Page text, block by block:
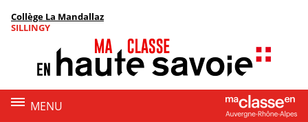
Menu de la rubrique
Contenu
Collège La Mandallaz
SILLINGY
MENU